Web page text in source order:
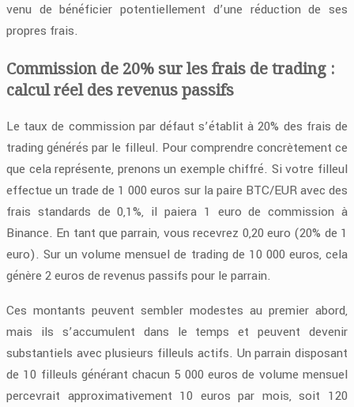
venu de bénéficier potentiellement d’une réduction de ses
propres frais.
Commission de 20% sur les frais de trading :
calcul réel des revenus passifs
Le taux de commission par défaut s’établit à 20% des frais de
trading générés par le filleul. Pour comprendre concrètement ce
que cela représente, prenons un exemple chiffré. Si votre filleul
effectue un trade de 1 000 euros sur la paire BTC/EUR avec des
frais standards de 0,1%, il paiera 1 euro de commission à
Binance. En tant que parrain, vous recevrez 0,20 euro (20% de 1
euro). Sur un volume mensuel de trading de 10 000 euros, cela
génère 2 euros de revenus passifs pour le parrain.
Ces montants peuvent sembler modestes au premier abord,
mais ils s’accumulent dans le temps et peuvent devenir
substantiels avec plusieurs filleuls actifs. Un parrain disposant
de 10 filleuls générant chacun 5 000 euros de volume mensuel
percevrait approximativement 10 euros par mois, soit 120